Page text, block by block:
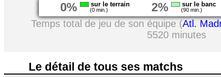
0% sur le terrain
(0 min.) 2% sur le banc
(90 min.)
Temps total de jeu de son équipe (Atl.
5520 minutes
Le détail de tous ses matchs